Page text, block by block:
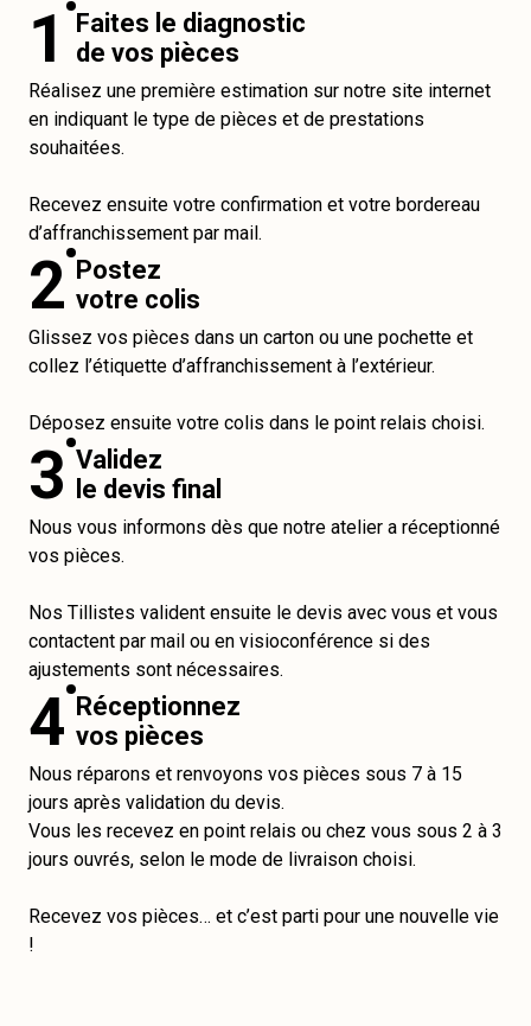
1
Faites le diagnostic
de vos pièces
Réalisez une première estimation sur notre site internet
en indiquant le type de pièces et de prestations
souhaitées.
Recevez ensuite votre confirmation et votre bordereau
d’affranchissement par mail.
2 Postez
votre colis
Glissez vos pièces dans un carton ou une pochette et
collez l’étiquette d’affranchissement à l’extérieur.
Déposez ensuite votre colis dans le point relais choisi.
3 Validez
le devis final
Nous vous informons dès que notre atelier a réceptionné
vos pièces.
Nos Tillistes valident ensuite le devis avec vous et vous
contactent par mail ou en visioconférence si des
ajustements sont nécessaires.
4 Réceptionnez
vos pièces
Nous réparons et renvoyons vos pièces sous 7 à 15
jours après validation du devis.
Vous les recevez en point relais ou chez vous sous 2 à 3
jours ouvrés, selon le mode de livraison choisi.
Recevez vos pièces… et c’est parti pour une nouvelle vie
!